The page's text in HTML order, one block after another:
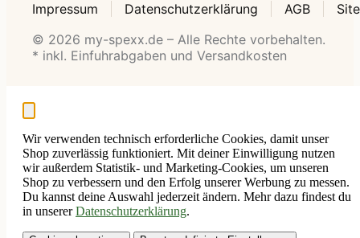
Impressum Datenschutzerklärung AGB
© 2026 my-spexx.de – Alle Rechte vorbehalten.
* inkl. Einfuhrabgaben und Versandkosten
Wir verwenden technisch erforderliche Cookies, damit unser
Shop zuverlässig funktioniert. Mit deiner Einwilligung nutzen
wir außerdem Statistik- und Marketing-Cookies, um unseren
Shop zu verbessern und den Erfolg unserer Werbung zu messen.
Du kannst deine Auswahl jederzeit ändern. Mehr dazu findest du
in unsererDatenschutzerklärung.